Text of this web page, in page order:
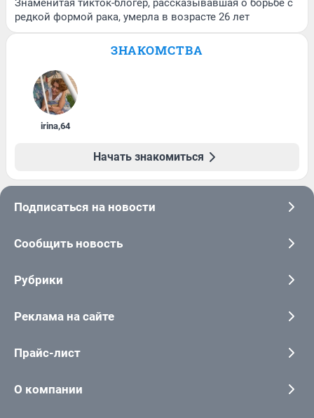
Знаменитая тикток-блогер, рассказывавшая о борьбе с
редкой формой рака, умерла в возрасте 26 лет
ЗНАКОМСТВА
irina,64
Начать знакомиться
Подписаться на новости
Сообщить новость
Рубрики
Реклама на сайте
Прайс-лист
О компании